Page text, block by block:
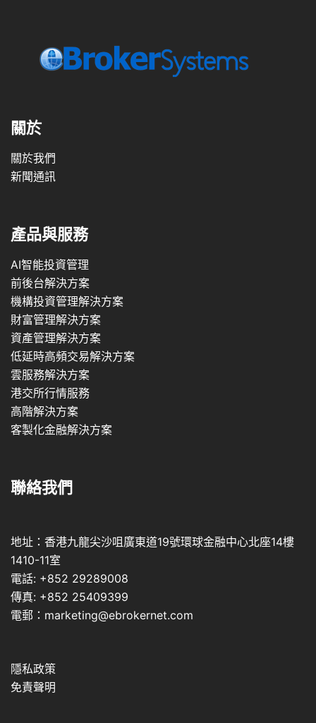
關於
關於我們
新聞通訊
產品與服務
AI智能投資管理
前後台解決方案
機構投資管理解決方案
財富管理解決方案
資產管理解決方案
低延時高頻交易解決方案
雲服務解決方案
港交所行情服務
高階解決方案
客製化金融解決方案
聯絡我們
地址：香港九龍尖沙咀廣東道19號環球金融中心北座14樓
1410-11室
電話: +852 29289008
傳真: +852 25409399
電郵：marketing@ebrokernet.com
隱私政策
免責聲明